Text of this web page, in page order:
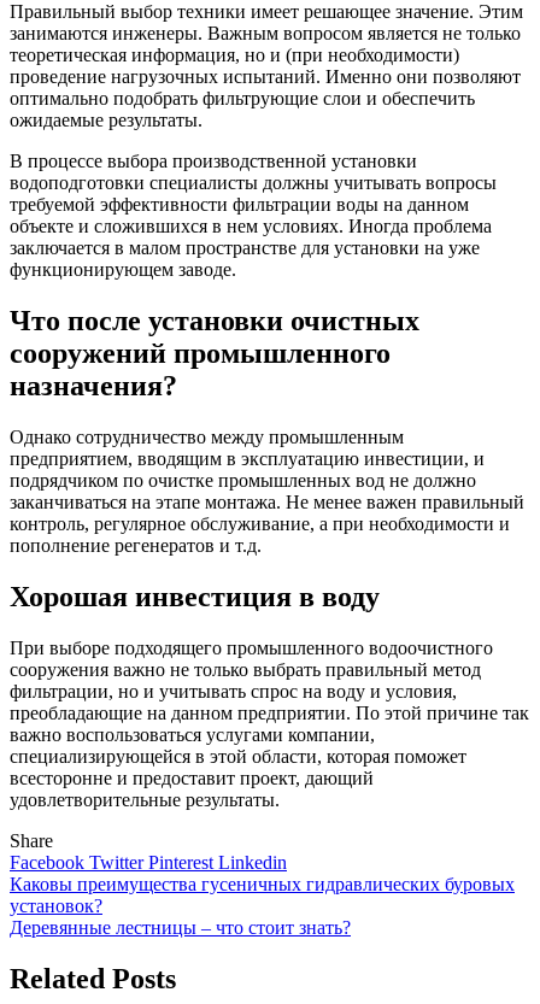
Правильный выбор техники имеет решающее значение. Этим
занимаются инженеры. Важным вопросом является не только
теоретическая информация, но и (при необходимости)
проведение нагрузочных испытаний. Именно они позволяют
оптимально подобрать фильтрующие слои и обеспечить
ожидаемые результаты.
В процессе выбора производственной установки
водоподготовки специалисты должны учитывать вопросы
требуемой эффективности фильтрации воды на данном
объекте и сложившихся в нем условиях. Иногда проблема
заключается в малом пространстве для установки на уже
функционирующем заводе.
Что после установки очистных
сооружений промышленного
назначения?
Однако сотрудничество между промышленным
предприятием, вводящим в эксплуатацию инвестиции, и
подрядчиком по очистке промышленных вод не должно
заканчиваться на этапе монтажа. Не менее важен правильный
контроль, регулярное обслуживание, а при необходимости и
пополнение регенератов и т.д.
Хорошая инвестиция в воду
При выборе подходящего промышленного водоочистного
сооружения важно не только выбрать правильный метод
фильтрации, но и учитывать спрос на воду и условия,
преобладающие на данном предприятии. По этой причине так
важно воспользоваться услугами компании,
специализирующейся в этой области, которая поможет
всесторонне и предоставит проект, дающий
удовлетворительные результаты.
Share
Facebook TwitterPinterest Linkedin
Навигация
по
Каковы преимущества гусеничных гидравлических буровых
установок?
Деревянные лестницы – что стоит знать?
Related Posts